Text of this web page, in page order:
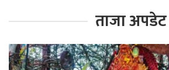
ताजा अपडेट